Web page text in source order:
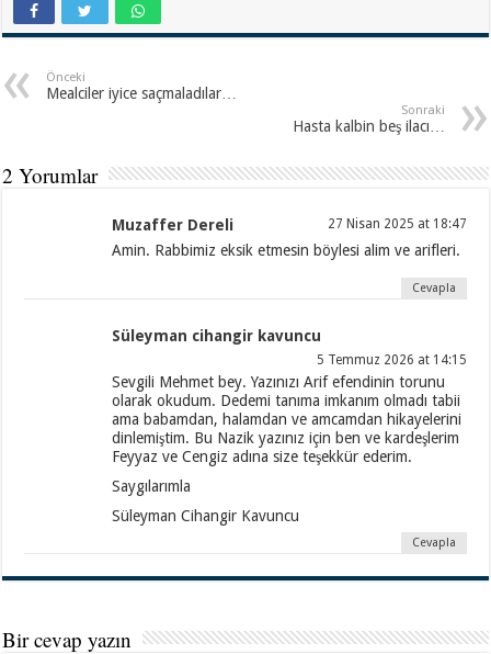
Önceki
Mealciler iyice saçmaladılar…
Sonraki
Hasta kalbin beş ilacı…
2 Yorumlar
Muzaffer Dereli 27 Nisan 2025 at 18:47
Amin. Rabbimiz eksik etmesin böylesi alim ve arifleri.
Cevapla
Süleyman cihangir kavuncu
5 Temmuz 2026 at 14:15
Sevgili Mehmet bey. Yazınızı Arif efendinin torunu
olarak okudum. Dedemi tanıma imkanım olmadı tabii
ama babamdan, halamdan ve amcamdan hikayelerini
dinlemiştim. Bu Nazik yazınız için ben ve kardeşlerim
Feyyaz ve Cengiz adına size teşekkür ederim.
Saygılarımla
Süleyman Cihangir Kavuncu
Cevapla
Bir cevap yazın